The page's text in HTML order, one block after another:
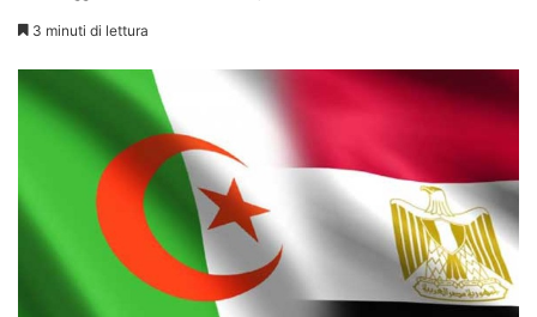
3 minuti di lettura